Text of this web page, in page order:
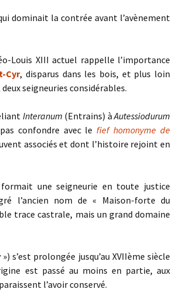
dominait la contrée avant l’avènement
Louis XIII actuel rappelle l’importance
Cyr, disparus dans les bois, et plus loin
seigneuries considérables.
Interanum (Entrains) àAutessiodurum
confondre avec lefief homonyme de
associés et dont l’histoire rejoint en
une seigneurie en toute justice
l’ancien nom de « Maison-forte du
trace castrale, mais un grand domaine
») s’est prolongée jusqu’au XVIIème siècle
est passé au moins en partie, aux
l’avoir conservé.